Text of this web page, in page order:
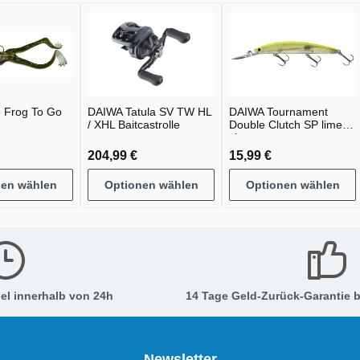
Frog To Go
wählen
DAIWA Tatula SV TW HL
/ XHL Baitcastrolle
204,99 €
Optionen wählen
DAIWA Tournament
Double Clutch SP lime
chart
15,99 €
Optionen wählen
innerhalb von 24h 14 Tage Geld-Zurück-Garantie